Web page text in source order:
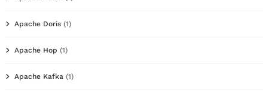
Apache Doris (1)
Apache Hop (1)
Apache Kafka (1)